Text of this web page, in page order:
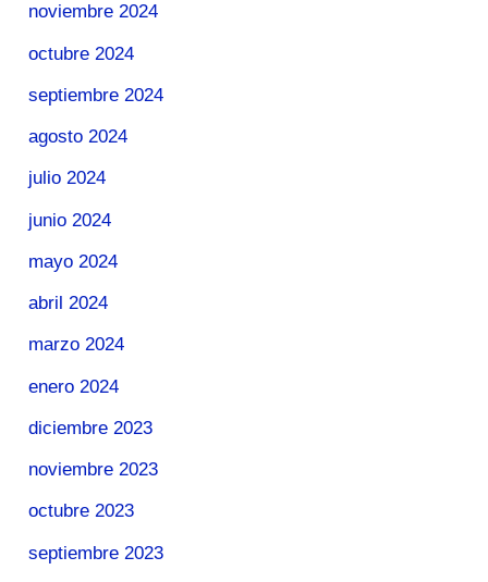
noviembre 2024
octubre 2024
septiembre 2024
agosto 2024
julio 2024
junio 2024
mayo 2024
abril 2024
marzo 2024
enero 2024
diciembre 2023
noviembre 2023
octubre 2023
septiembre 2023